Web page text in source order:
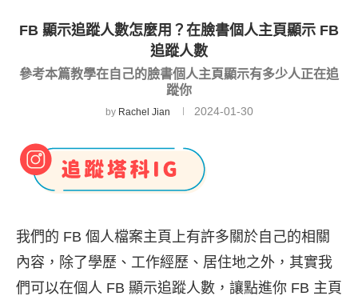
FB 顯示追蹤人數怎麼用？在臉書個人主頁顯示 FB
追蹤人數
參考本篇教學在自己的臉書個人主頁顯示有多少人正在追
蹤你
by Rachel Jian 2024-01-30
我們的 FB 個人檔案主頁上有許多關於自己的相關
內容，除了學歷、工作經歷、居住地之外，其實我
們可以在個人 FB 顯示追蹤人數，讓點進你 FB 主頁